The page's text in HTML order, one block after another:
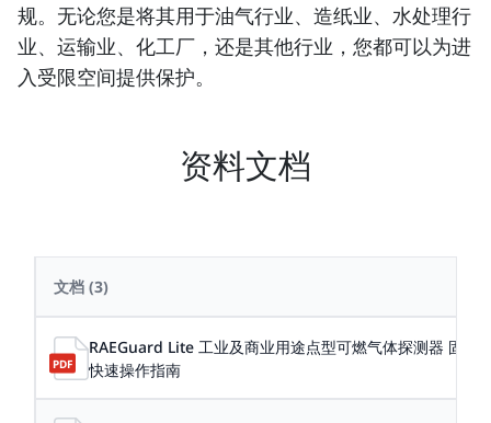
规。无论您是将其用于油气行业、造纸业、水处理行
业、运输业、化工厂，还是其他行业，您都可以为进
入受限空间提供保护。
资料文档
文档 (3)
RAEGuard Lite 工业及商业用途点型可燃气体探测器 固定
快速操作指南